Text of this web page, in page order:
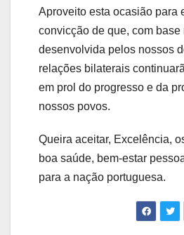
Aproveito esta ocasião para
convicção de que, com
desenvolvida pelos nossos
relações bilaterais
em prol do progresso e da
nossos povos.
Queira aceitar, Excelência,
boa saúde, bem-estar
para a nação portuguesa.